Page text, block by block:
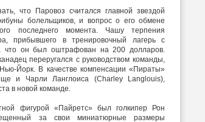
что Паровоз считался главной звездой
болельщиков, и вопрос о его обмене
последнего момента. Чашу терпения
прибывшего в тренировочный лагерь с
что он был оштрафован на 200 долларов.
переругался с руководством команды,
Йорк. В качестве компенсации «Пираты»
и Чарли Ланглоиса (Charley Langlouis),
в новой команде.
фигурой «Пайретс» был голкипер Рон
за свои миниатюрные размеры